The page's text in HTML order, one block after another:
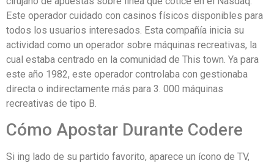
Este operador cuidado con casinos físicos disponibles para
todos los usuarios interesados. Esta compañía inicia su
actividad como un operador sobre máquinas recreativas, la
cual estaba centrado en la comunidad de This town. Ya para
este año 1982, este operador controlaba con gestionaba
directa o indirectamente más para 3. 000 máquinas
recreativas de tipo B.
Cómo Apostar Durante Codere
Si ing lado de su partido favorito, aparece un ícono de TV,